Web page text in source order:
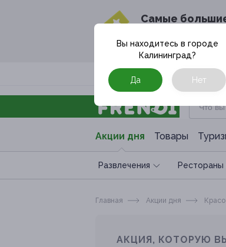
Cамые
в твоём
Москва
Акции дня Товары
Развлечения Рестораны
Вы находитесь в городе
Калининград?
Да Нет
Главная Акции дня
АКЦИЯ, КОТОРУЮ